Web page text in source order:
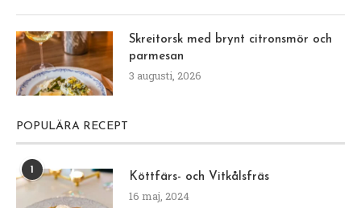
Skreitorsk med brynt citronsmör och
parmesan
3 augusti, 2026
POPULÄRA RECEPT
1
Köttfärs- och Vitkålsfräs
16 maj, 2024